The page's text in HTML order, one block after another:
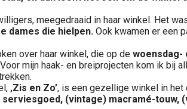
meegedraaid in haar winkel. Het
dames die hielpen. Ook kwamen er een
over haar winkel, die op de woensdag-
mijn haak- en breiprojecten kom ik bij
‚Zis en Zo’, is een gezellige winkel in het
(vintage) macramé-touw,